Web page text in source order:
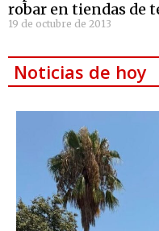
robar en tiendas de
19 de octubre de 2013
Noticias de hoy